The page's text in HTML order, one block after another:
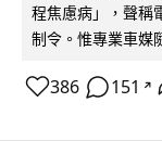
程焦慮病」，聲稱
制令。惟專業車媒
386 151 ↗